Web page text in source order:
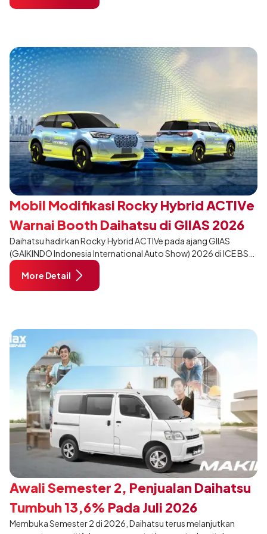
dari varian Terios 1.5 X A/T, model ini menawarkan sentuhan
menjadi ciri khas Terios.
Mobil Modifikasi Rocky Hybrid ACTIVe
Warnai Booth Daihatsu di GIIAS 2026
Daihatsu hadirkan Rocky Hybrid ACTIVe pada ajang GIIAS
(GAIKINDO Indonesia International Auto Show) 2026 di ICE BSD
City, Tangerang. Terdapat 2 unit Rocky Hybrid yang
dimodifikasi untuk menghadirkan sarana inspirasi bagi
pengunjung mendukung gaya hidup yang aktif.
More Detail
Awali Semester 2, Penjualan Daihatsu
Tumbuh 13,6% Pada Juli 2026
Membuka Semester 2 di 2026, Daihatsu terus melanjutkan